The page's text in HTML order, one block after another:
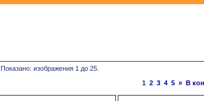
изображения 1 до 25.
1 2 3 4 5 » В